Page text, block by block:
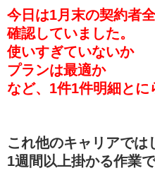
今日は1月末の契約者
確認していました。
使いすぎていないか
プランは最適か
など、1件1件明細とに
これ他のキャリアで
1週間以上掛かる作業